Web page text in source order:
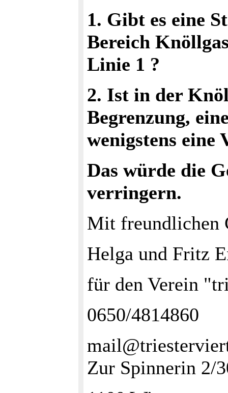
1. Gibt es eine
Bereich
Linie 1 ?
2. Ist in der
Begrenzung,
wenigstens eine
Das würde die
verringern.
Mit freundlichen
Helga und Fritz
für den Verein
0650/4814860
Zur Spinnerin 2/